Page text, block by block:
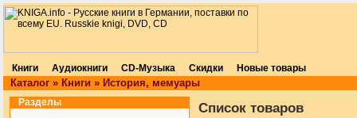
Книги Аудиокниги CD-Музыка Скидки Новые товары
Каталог » Книги » История, мемуары
Разделы Список товаров